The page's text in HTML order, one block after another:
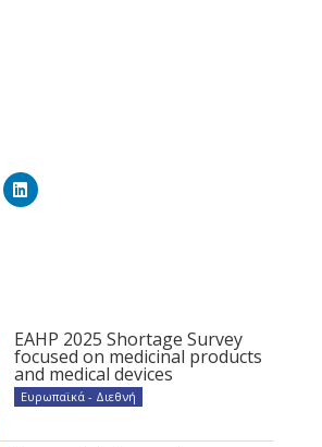
EAHP 2025 Shortage Survey
focused on medicinal products
and medical devices
Ευρωπαϊκά - Διεθνή